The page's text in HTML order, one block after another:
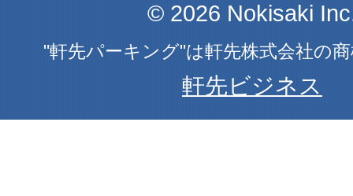
© 2026 Nokisaki
"軒先パーキング"は軒先株式会社の
軒先ビジネス